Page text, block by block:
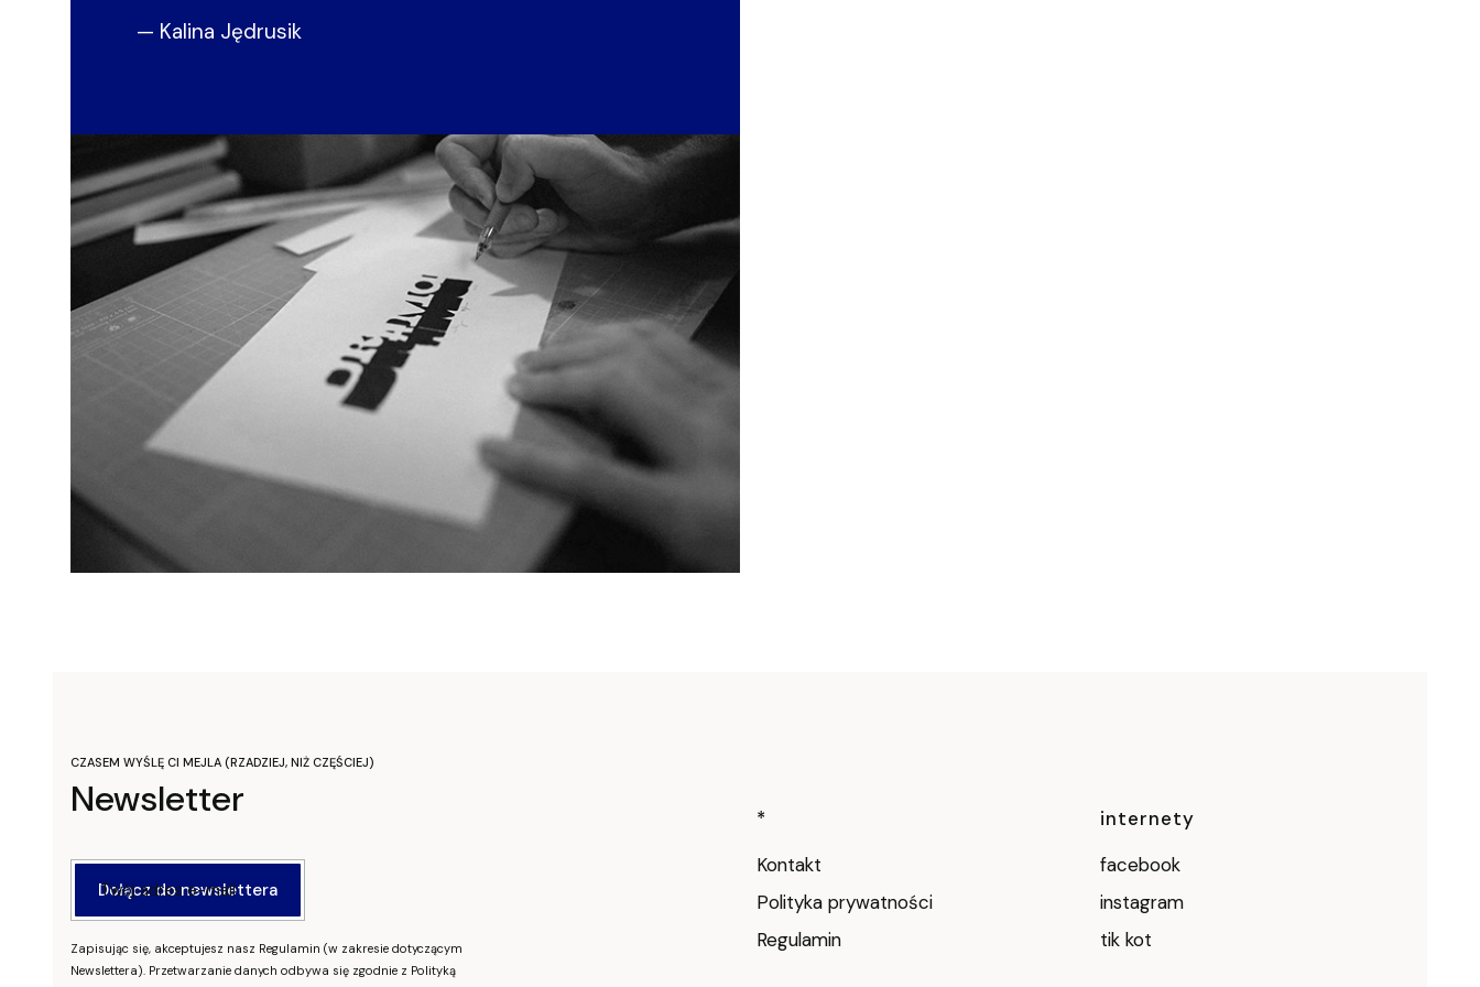
— Kalina Jędrusik
CZASEM WYŚLĘ CI MEJLA (RZADZIEJ, NIŻ CZĘŚCIEJ)
Newsletter
Twój adres e-mail
Dołącz do newslettera
Zapisując się, akceptujesz nasz Regulamin (w zakresie dotyczącym
Newslettera). Przetwarzanie danych odbywa się zgodnie z Polityką
Linki w stopce
*
Kontakt
Polityka prywatności
Regulamin
internety
facebook
instagram
tik kot